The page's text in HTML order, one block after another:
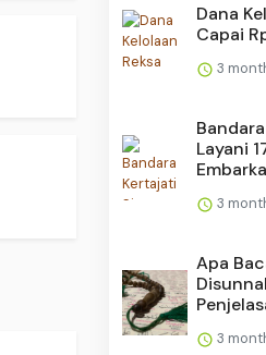
Dana
Capai
3
Layani
3
Apa
3